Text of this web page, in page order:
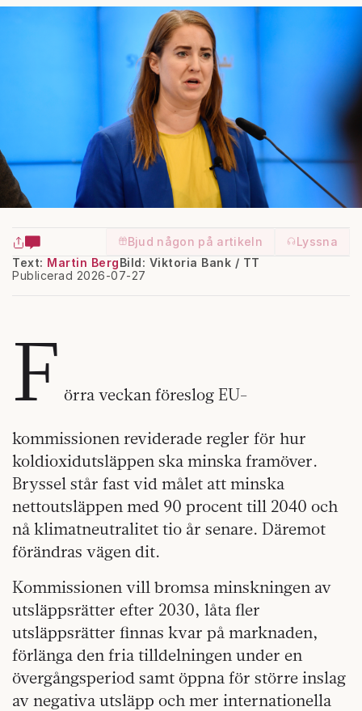
Bjud någon på artikeln
Lyssna
Text: Martin Berg
Publicerad 2026-07-27
Bild: Viktoria Bank / TT
F örra veckan föreslog EU-
kommissionen reviderade regler för hur
koldioxidutsläppen ska minska framöver.
Bryssel står fast vid målet att minska
nettoutsläppen med 90 procent till 2040 och
nå klimatneutralitet tio år senare. Däremot
förändras vägen dit.
Kommissionen vill bromsa minskningen av
utsläppsrätter efter 2030, låta fler
utsläppsrätter finnas kvar på marknaden,
förlänga den fria tilldelningen under en
övergångsperiod samt öppna för större inslag
av negativa utsläpp och mer internationella